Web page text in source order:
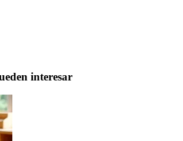
interesar